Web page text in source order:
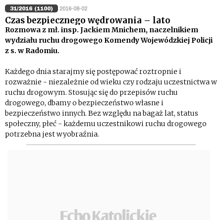
31/2016 (1100) 2016-08-02
Czas bezpiecznego wędrowania – lato
Rozmowa z mł. insp. Jackiem Mnichem, naczelnikiem
wydziału ruchu drogowego Komendy Wojewódzkiej Policji
z s. w Radomiu.
Każdego dnia starajmy się postępować roztropnie i
rozważnie - niezależnie od wieku czy rodzaju uczestnictwa w
ruchu drogowym. Stosując się do przepisów ruchu
drogowego, dbamy o bezpieczeństwo własne i
bezpieczeństwo innych. Bez względu na bagaż lat, status
społeczny, płeć - każdemu uczestnikowi ruchu drogowego
potrzebna jest wyobraźnia.